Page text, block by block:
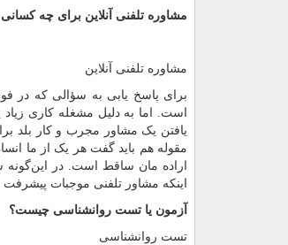
مشاوره تلفنی آنلاین برای چه
مشاوره تلفنی آنلاین
برای پاسخ یابی به سؤالی که در
است. اما به دلیل مشغله کاری زیاد
یافتن یک مشاور مجرب و کار بلد
مقوله هم باید گفت هر یک از ما
اراده مان ساقط است. در
اینکه مشاور تلفنی موجبات
آزمون یا تست روانشناسی چیست؟
تست روانشناسی